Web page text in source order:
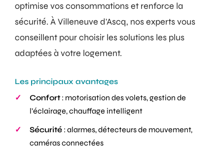
optimise vos consommations et renforce la
sécurité. À Villeneuve d'Ascq, nos experts vous
conseillent pour choisir les solutions les plus
adaptées à votre logement.
Les principaux avantages
Confort : motorisation des volets, gestion de
l’éclairage, chauffage intelligent
Sécurité : alarmes, détecteurs de mouvement,
caméras connectées